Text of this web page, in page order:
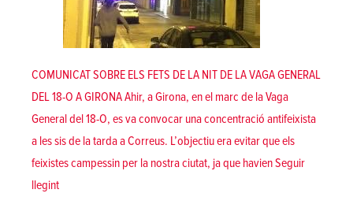
COMUNICAT SOBRE ELS FETS DE LA NIT DE LA VAGA GENERAL
DEL 18-O A GIRONA Ahir, a Girona, en el marc de la Vaga
General del 18-O, es va convocar una concentració antifeixista
a les sis de la tarda a Correus. L’objectiu era evitar que els
feixistes campessin per la nostra ciutat, ja que havienSeguir
llegint«Comunicat sobre els fets de la nit de la vaga general el 18-O a